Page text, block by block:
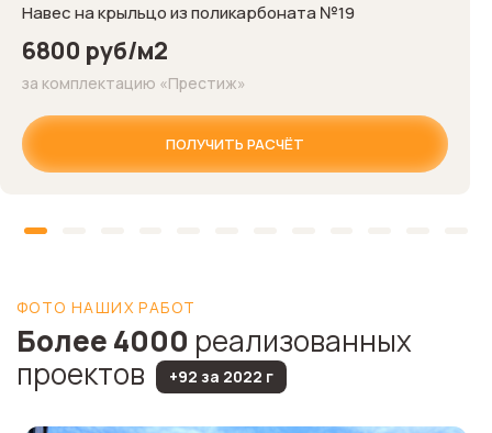
Навес на крыльцо из поликарбоната №19
6800 руб/м2
за комплектацию «Престиж»
ПОЛУЧИТЬ РАСЧЁТ
ФОТО НАШИХ РАБОТ
Более 4000 реализованных
проектов
+92 за 2022 г